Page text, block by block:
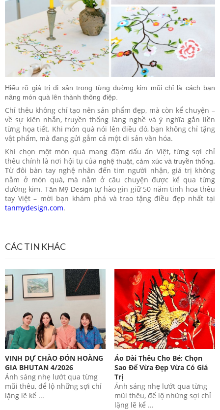
Hiểu rõ giá trị di sản trong từng đường kim mũi chỉ là cách bạn
nâng món quà lên thành thông điệp.
Chỉ thêu không chỉ tạo nên sản phẩm đẹp, mà còn kể chuyện –
về sự kiên nhẫn, truyền thống làng nghề và ý nghĩa gắn liền
từng họa tiết. Khi món quà nói lên điều đó, bạn không chỉ tặng
vật phẩm, mà đang gửi gắm cả một di sản văn hóa.
Khi chọn một món quà mang đậm dấu ấn Việt, từng sợi chỉ
thêu chính là nơi hội tụ của nghệ thuật, cảm xúc và truyền thống.
Từ đôi bàn tay nghệ nhân đến tim người nhận, giá trị không
nằm ở món quà, mà nằm ở câu chuyện được kể qua từng
đường kim. Tân Mỹ Design tự hào gìn giữ 50 năm tinh hoa thêu
tay Việt – mời bạn khám phá và trao tặng điều đẹp nhất tại
tanmydesign.com.
CÁC TIN KHÁC
VINH DỰ CHÀO ĐÓN HOÀNG
GIA BHUTAN 4/2026
Ánh sáng nhẹ lướt qua từng
mũi thêu, để lộ những sợi chỉ
lặng lẽ kể ...
Áo Dài Thêu Cho Bé: Chọn
Sao Để Vừa Đẹp Vừa Có Giá
Trị
Ánh sáng nhẹ lướt qua từng
mũi thêu, để lộ những sợi chỉ
lặng lẽ kể ...